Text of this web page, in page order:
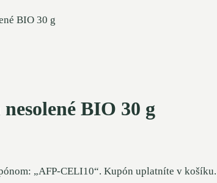
BIO 30 g
BIO 30 g
„AFP-CELI10“. Kupón uplatníte v košíku.